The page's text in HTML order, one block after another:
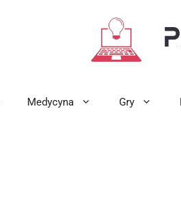
Medycyna Gry